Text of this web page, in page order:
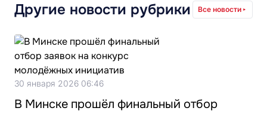
Другие новости рубрики Все новости
30 января 2026 06:46
В Минске прошёл финальный отбор